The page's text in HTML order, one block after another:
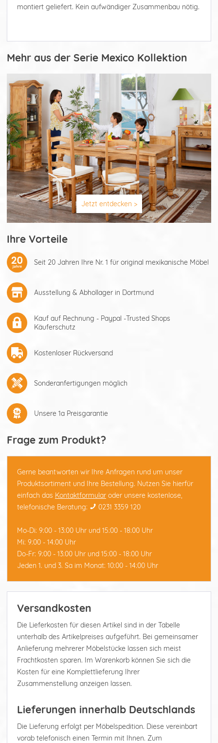
montiert geliefert. Kein aufwändiger Zusammenbau nötig.
Mehr aus der Serie Mexico Kollektion
Jetzt entdecken >
Ihre Vorteile
Seit 20 Jahren Ihre Nr. 1 für original mexikanische Möbel
Ausstellung & Abhollager in Dortmund
Kauf auf Rechnung - Paypal -Trusted Shops
Käuferschutz
Kostenloser Rückversand
Sonderanfertigungen möglich
Unsere 1a Preisgarantie
Frage zum Produkt?
Gerne beantworten wir Ihre Anfragen rund um unser
Produktsortiment und Ihre Bestellung. Nutzen Sie hierfür
einfach das Kontaktformular oder unsere kostenlose,
telefonische Beratung:
0231 3359 120
Mo-Di: 9:00 - 13:00 Uhr und 15:00 - 18:00 Uhr
Mi: 9:00 - 14:00 Uhr
Do-Fr: 9:00 - 13:00 Uhr und 15:00 - 18:00 Uhr
Jeden 1. und 3. Sa im Monat: 10:00 - 14:00 Uhr
Versandkosten
Die Lieferkosten für diesen Artikel sind in der Tabelle
unterhalb des Artikelpreises aufgeführt. Bei gemeinsamer
Anlieferung mehrerer Möbelstücke lassen sich meist
Frachtkosten sparen. Im Warenkorb können Sie sich die
Kosten für eine Komplettlieferung Ihrer
Zusammenstellung anzeigen lassen.
Lieferungen innerhalb Deutschlands
Die Lieferung erfolgt per Möbelspedition. Diese vereinbart
vorab telefonisch einen Termin mit Ihnen. Zum